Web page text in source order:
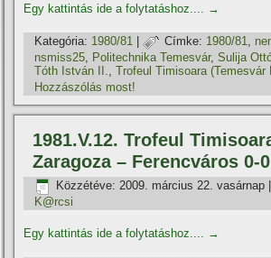
Egy kattintás ide a folytatáshoz.... →
Kategória: 1980/81 | Címke: 1980/81,
nsmiss25 Politechnika Temesvár,Sulija
Tóth István II.,Trofeul Timisoara (Temesvár
Hozzászólás most!
1981.V.12. Trofeul
Zaragoza – Ferencváros 0-0
Közzétéve: 2009. március 22. vasárnap
K@rcsi
Egy kattintás ide a folytatáshoz.... →